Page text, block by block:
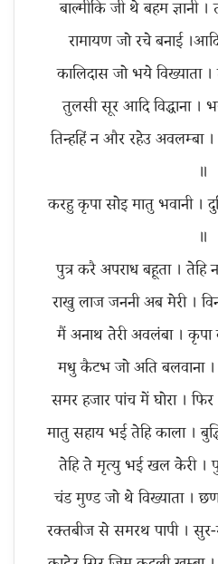
बाल्मीकि जी थे बहम ज्ञानी
रामायण जो रचे बनाई
कालिदास जो भये विख्याता ।
तुलसी सूर आदि विद्धाना ।
तिन्हहिं न और रहेउ
॥
करहु कृपा सोइ मातु भवानी ।
॥
पुत्र करै अपराध बहूता । तेहि
राखु लाज जननी अब मेरी ।
मैं अनाथ तेरी अवलंबा ।
मधु कैटभ जो अति बलवाना ।
समर हजार पांच में घोरा ।
मातु सहाय भई तेहि काला ।
तेहि ते मृत्यु भई खल केरी ।
चंड मुण्ड जो थे विख्याता ।
रक्तबीज से समरथ पापी ।